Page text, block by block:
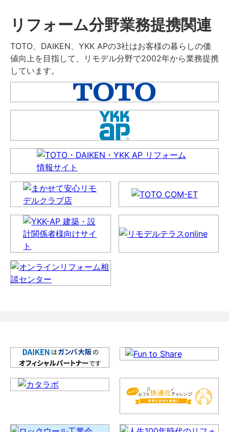
リフォーム分野業務提携関連
TOTO、DAIKEN、YKK APの3社はお客様の暮らしの価
値向上を目指して、リモデル分野で2002年から業務提携
しています。